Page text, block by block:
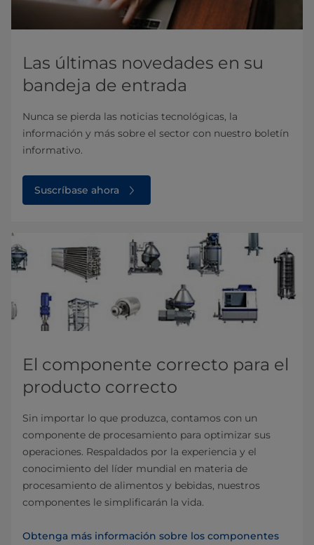
Las últimas novedades en su
bandeja de entrada
Nunca se pierda las noticias tecnológicas, la
información y más sobre el sector con nuestro boletín
informativo.
Suscríbase ahora
El componente correcto para el
producto correcto
Sin importar lo que produzca, contamos con un
componente de procesamiento para optimizar sus
operaciones. Respaldados por la experiencia y el
conocimiento del líder mundial en materia de
procesamiento de alimentos y bebidas, nuestros
componentes le simplificarán la vida.
Obtenga más información sobre los componentes